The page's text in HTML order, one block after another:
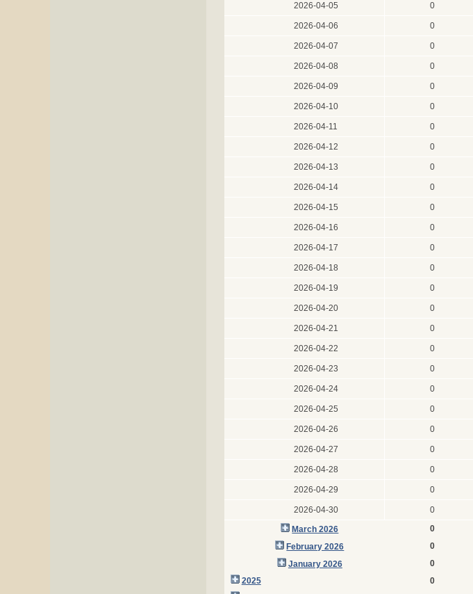
2026-04-05 0
2026-04-06 0
2026-04-07 0
2026-04-08 0
2026-04-09 0
2026-04-10 0
2026-04-11 0
2026-04-12 0
2026-04-13 0
2026-04-14 0
2026-04-15 0
2026-04-16 0
2026-04-17 0
2026-04-18 0
2026-04-19 0
2026-04-20 0
2026-04-21 0
2026-04-22 0
2026-04-23 0
2026-04-24 0
2026-04-25 0
2026-04-26 0
2026-04-27 0
2026-04-28 0
2026-04-29 0
2026-04-30 0
March 2026
0
February 2026
0
January 2026
0
2025
0